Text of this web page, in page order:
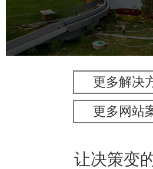
公园 AI人工智能
智能照明系统
更多解决
更多网站
让决策变